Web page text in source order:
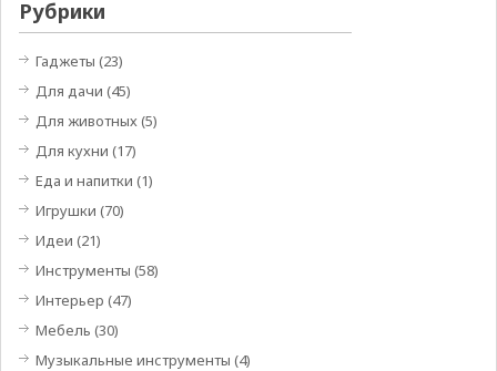
Рубрики
Гаджеты (23)
Для дачи (45)
Для животных(5)
Для кухни (17)
Еда и напитки (1)
Игрушки (70)
Идеи (21)
Инструменты (58)
Интерьер (47)
Мебель (30)
Музыкальные инструменты (4)